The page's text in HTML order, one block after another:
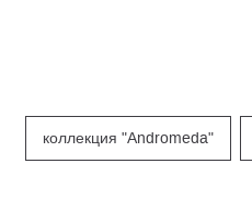
коллекция "Andromeda"